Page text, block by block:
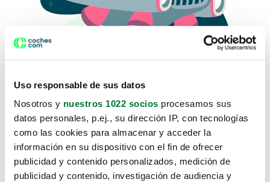
Uso responsable de sus datos
Nosotros y nuestros 1022 socios procesamos sus
datos personales, p.ej., su dirección IP, con tecnologías
como las cookies para almacenar y acceder la
información en su dispositivo con el fin de ofrecer
publicidad y contenido personalizados, medición de
publicidad y contenido, investigación de audiencia y
Lo sentimos, no sabemos como
te hemos traido hasta aquí.